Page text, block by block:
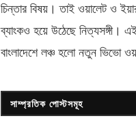
চিন্তার বিষয়। তাই ওয়ালেট ও
ব্যাংকও হয়ে উঠেছে নিত্যসঙ্গী।
বাংলাদেশে লঞ্চ হলো নতুন ভিভো
সাম্প্রতিক পোস্টসমূহ